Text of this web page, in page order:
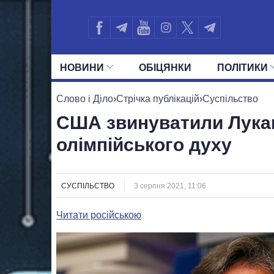
НОВИНИ ОБIЦЯНКИ ПОЛIТИКИ
УСІ ПОЛІТИКИ ПРЕЗИДЕНТ І ОФІС
Слово і Діло›Стрічка публікацій›Суспільство
США звинуватили
олімпійського духу
СУСПІЛЬСТВО 3 серпня 2021, 11:06
Читати російською